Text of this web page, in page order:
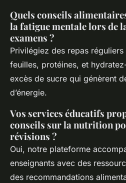
Quels conseils
la fatigue mentale lors de
examens ?
Privilégiez des repas
feuilles, protéines, et
excès de sucre qui génèrent
d’énergie.
Vos services éducatifs
conseils sur la nutrition
révisions ?
Oui, notre plateforme
enseignants avec des
des recommandations